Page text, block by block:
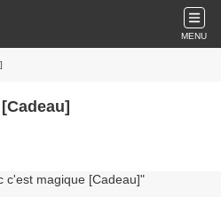
MENU